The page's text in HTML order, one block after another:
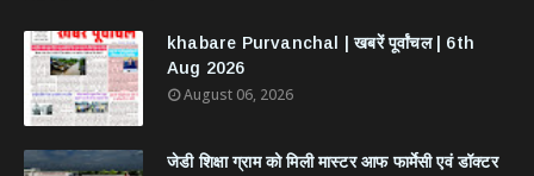
khabare Purvanchal | खबरें पूर्वांचल | 6th
Aug 2026
August 06, 2026
जेडी शिक्षा ग्राम को मिली मास्टर आफ फार्मेसी एवं डॉक्टर